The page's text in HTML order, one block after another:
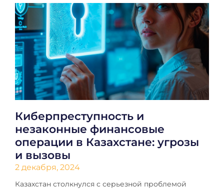
Киберпреступность и
незаконные финансовые
операции в Казахстане: угрозы
и вызовы
2 декабря, 2024
Казахстан столкнулся с серьезной проблемой